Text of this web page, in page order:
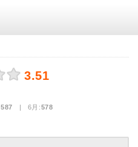
3.51
587 | 6月:578